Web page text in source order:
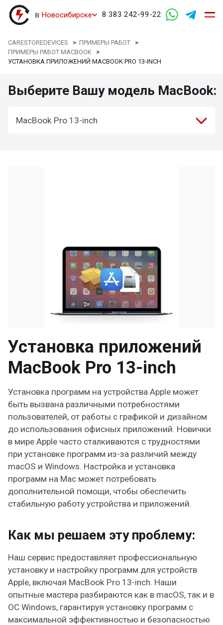
в Новосибирске 8 383 242-99-22
CARESTOREDEVICES >ПРИМЕРЫ РАБОТ >
ПРИМЕРЫ РАБОТ MACBOOK >
УСТАНОВКА ПРИЛОЖЕНИЙ MACBOOK PRO 13-INCH
Выберите Вашу модель MacBook:
MacBook Pro 13-inch
Установка приложений
MacBook Pro 13-inch
Установка программ на устройства Apple может
быть вызвана различными потребностями
пользователей, от работы с графикой и дизайном
до использования офисных приложений. Новички
в мире Apple часто сталкиваются с трудностями
при установке программ из-за различий между
macOS и Windows. Настройка и установка
программ на Mac может потребовать
дополнительной помощи, чтобы обеспечить
стабильную работу устройства и приложений.
Как мы решаем эту проблему:
Наш сервис предоставляет профессиональную
установку и настройку программ для устройств
Apple, включая MacBook Pro 13-inch. Наши
опытные мастера разбираются как в macOS, так и в
ОС Windows, гарантируя установку программ с
максимальной эффективностью и безопасностью